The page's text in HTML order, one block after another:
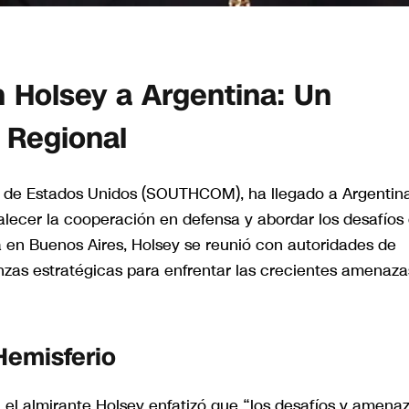
a Argentina: Un
Estados Unidos (SOUTHCOM), ha llegado a
la cooperación en defensa y abordar los desafíos
Buenos Aires, Holsey se reunió con autoridades de
estratégicas para enfrentar las crecientes